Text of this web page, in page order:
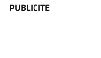
PUBLICITE